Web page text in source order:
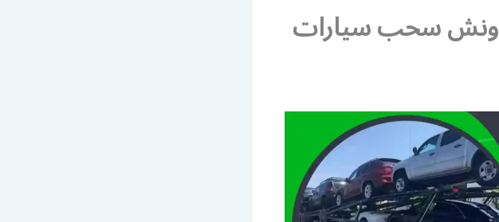
ونش المنصورية 66400336 ونش سحب سيارات